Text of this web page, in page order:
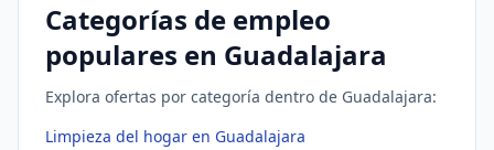
Categorías de empleo
populares en Guadalajara
Explora ofertas por categoría dentro de Guadalajara:
Limpieza del hogar en Guadalajara